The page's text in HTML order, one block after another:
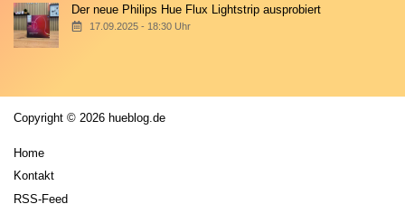
Der neue Philips Hue Flux Lightstrip ausprobiert
17.09.2025 - 18:30 Uhr
Copyright © 2026 hueblog.de
Home
Kontakt
RSS-Feed